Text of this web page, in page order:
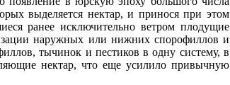
выделяется нектар, и принося при этом
ранее исключительно ветром плодущие
наружных или нижних спорофиллов и
тычинок и пестиков в одну систему, в
нектар, что еще усилило привычную